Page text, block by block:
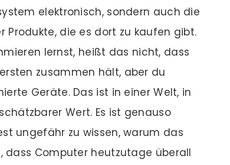
elektronisch, sondern auch die
die es dort zu kaufen gibt.
lernst, heißt das nicht, dass
zusammen hält, aber du
Geräte. Das ist in einer Welt, in
Wert. Es ist genauso
ungefähr zu wissen, warum das
dass Computer heutzutage überall